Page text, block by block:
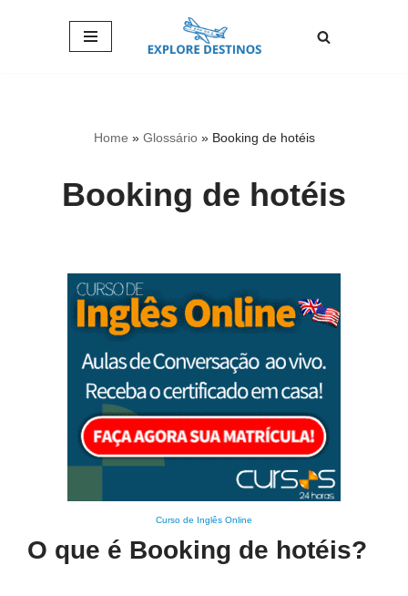
Home » Glossário» Booking de hotéis
Booking de hotéis
Curso de Inglês Online
O que é Booking de hotéis?